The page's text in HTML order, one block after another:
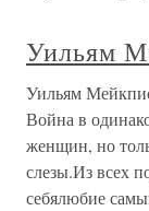
Уильям
Уильям
Война в
женщин, но
слезы.Из всех
себялюбие